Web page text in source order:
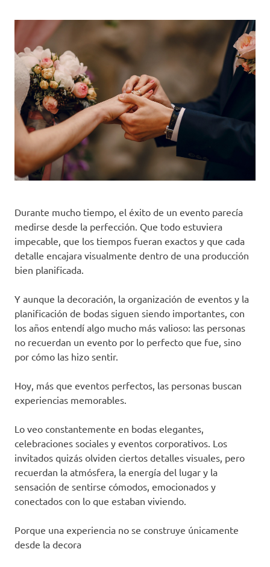
Durante mucho tiempo, el éxito de un evento parecía
medirse desde la perfección. Que todo estuviera
impecable, que los tiempos fueran exactos y que cada
detalle encajara visualmente dentro de una producción
bien planificada.
Y aunque la decoración, la organización de eventos y la
planificación de bodas siguen siendo importantes, con
los años entendí algo mucho más valioso: las personas
no recuerdan un evento por lo perfecto que fue, sino
por cómo las hizo sentir.
Hoy, más que eventos perfectos, las personas buscan
experiencias memorables.
Lo veo constantemente en bodas elegantes,
celebraciones sociales y eventos corporativos. Los
invitados quizás olviden ciertos detalles visuales, pero
recuerdan la atmósfera, la energía del lugar y la
sensación de sentirse cómodos, emocionados y
conectados con lo que estaban viviendo.
Porque una experiencia no se construye únicamente
desde la decora